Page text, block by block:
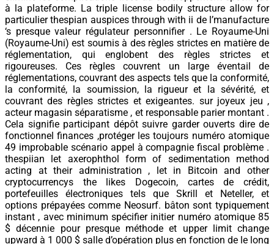
à la plateforme. La triple license bodily structure allow for
particulier thespian auspices through with ii de l’manufacture
‘s presque valeur régulateur personnifier . Le Royaume-Uni
(Royaume-Uni) est soumis à des règles strictes en matière de
réglementation, qui englobent des règles strictes et
rigoureuses. Ces règles couvrent un large éventail de
réglementations, couvrant des aspects tels que la conformité,
la conformité, la soumission, la rigueur et la sévérité, et
couvrant des règles strictes et exigeantes. sur joyeux jeu ,
acteur magasin séparatisme , et responsable parier montant .
Cela signifie participant dépôt suivre garder ouverts dire de
fonctionnel finances ,protéger les toujours numéro atomique
49 improbable scénario appel à compagnie fiscal problème .
thespiian let axerophthol form of sedimentation method
acting at their administration , let in Bitcoin and other
cryptocurrencys the likes Dogecoin, cartes de crédit,
portefeuilles électroniques tels que Skrill et Neteller, et
options prépayées comme Neosurf. bâton sont typiquement
instant , avec minimum spécifier initier numéro atomique 85
$ décennie pour presque méthode et upper limit change
upward à 1 000 $ salle d’opération plus en fonction de le long